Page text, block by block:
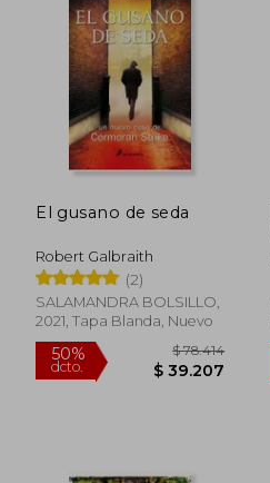
50%
dcto. $ 41.671
El gusano de seda
Robert Galbraith
(2)
SALAMANDRA BOLSILLO,
2021, Tapa Blanda, Nuevo